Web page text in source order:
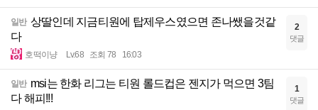
일반 상딸인데 지금티원에 탑제우스였으면 존나쌨을것같
다
호떡이냥 Lv.68 조회 78 16:03
2
댓글
일반 msi는 한화 리그는 티원 롤드컵은 젠지가 먹으면 3팀
다 해피!!!
1
댓글